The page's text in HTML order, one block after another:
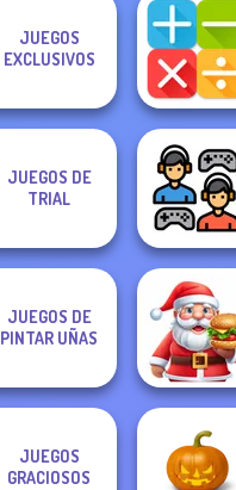
JUEGOS
EXCLUSIVOS
JUEGOS DE
TRIAL
JUEGOS DE
PINTAR UÑAS
JUEGOS
GRACIOSOS